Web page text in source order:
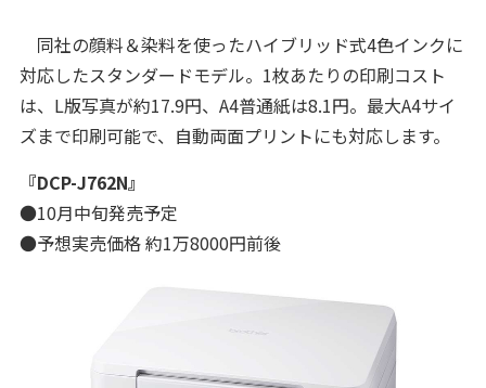
同社の顔料＆染料を使ったハイブリッド式4色インクに
対応したスタンダードモデル。1枚あたりの印刷コスト
は、L版写真が約17.9円、A4普通紙は8.1円。最大A4サイ
ズまで印刷可能で、自動両面プリントにも対応します。
『DCP-J762N』
●10月中旬発売予定
●予想実売価格 約1万8000円前後